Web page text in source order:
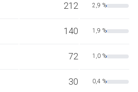
212 2,9 %
140 1,9 %
72 1,0 %
30 0,4 %